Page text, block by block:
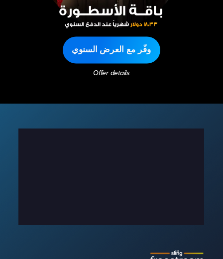
وفّر مع العرض السنوي
Offer details